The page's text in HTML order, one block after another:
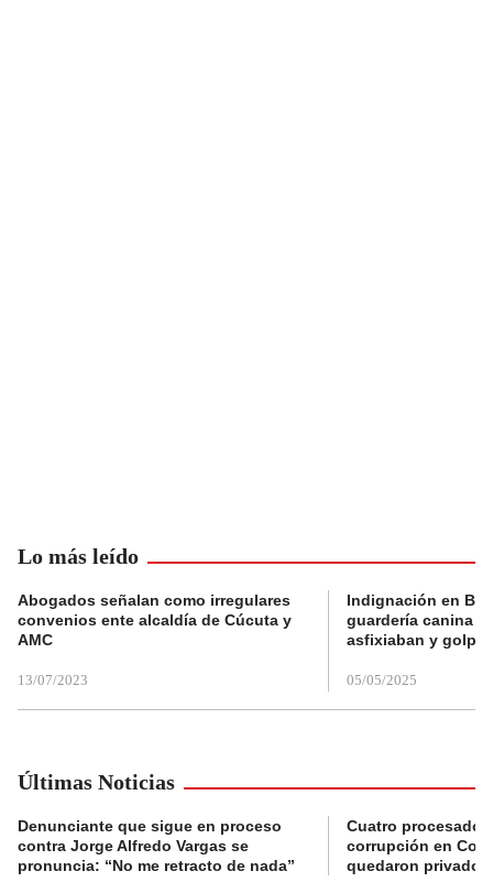
Lo más leído
Abogados señalan como irregulares
convenios ente alcaldía de Cúcuta y
AMC
13/07/2023
Indignación en
guardería canina
asfixiaban y
05/05/2025
Últimas Noticias
Denunciante que sigue en proceso
contra Jorge Alfredo Vargas se
pronuncia: “No me retracto de nada”
Cuatro
corrupción en
quedaron